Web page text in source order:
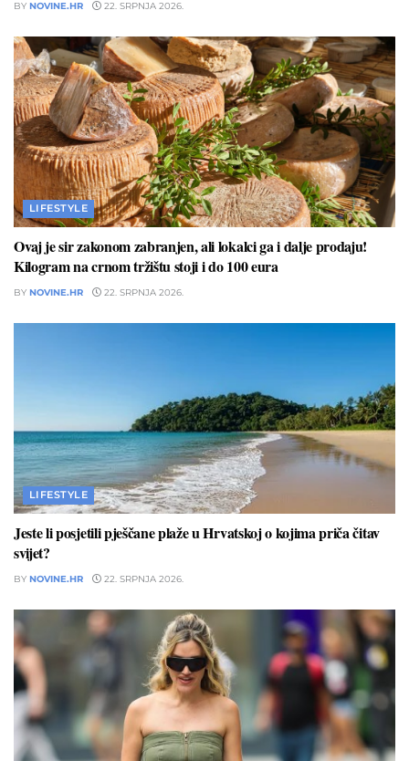
BY NOVINE.HR 22. SRPNJA 2026.
LIFESTYLE
Ovaj je sir zakonom zabranjen, ali lokalci ga i dalje prodaju!
Kilogram na crnom tržištu stoji i do 100 eura
BY NOVINE.HR 22. SRPNJA 2026.
LIFESTYLE
Jeste li posjetili pješčane plaže u Hrvatskoj o kojima priča čitav
svijet?
BY NOVINE.HR 22. SRPNJA 2026.